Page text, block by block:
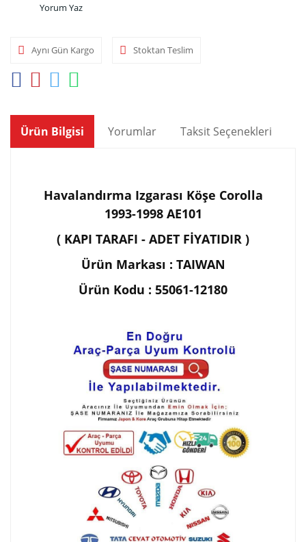
Yorum Yaz
Aynı Gün Kargo Stoktan Teslim
Ürün Bilgisi Yorumlar Taksit Seçenekleri
Havalandırma Izgarası Köşe Corolla
1993-1998 AE101
( KAPI TARAFI - ADET FİYATIDIR )
Ürün Markası : TAIWAN
Ürün Kodu : 55061-12180